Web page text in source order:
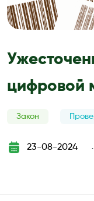
цифровой
Закон
23-08-2024
`